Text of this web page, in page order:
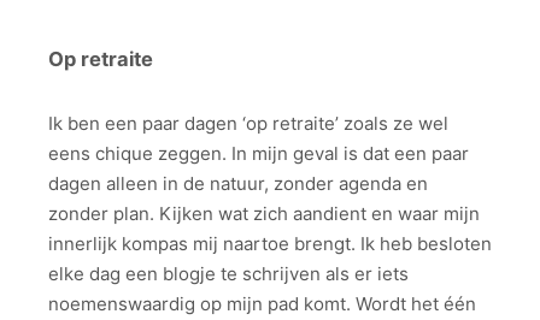
Op retraite
Ik ben een paar dagen ‘op retraite’ zoals ze wel
eens chique zeggen. In mijn geval is dat een paar
dagen alleen in de natuur, zonder agenda en
zonder plan. Kijken wat zich aandient en waar mijn
innerlijk kompas mij naartoe brengt. Ik heb besloten
elke dag een blogje te schrijven als er iets
noemenswaardig op mijn pad komt. Wordt het één